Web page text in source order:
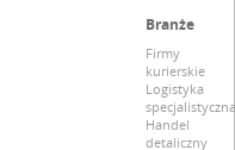
Branże
Firmy
kurierskie
Logistyka
specjalistyczna
Handel
detaliczny